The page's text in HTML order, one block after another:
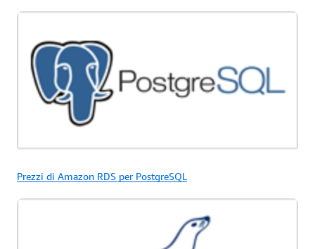
Prezzi di Amazon RDS per PostgreSQL